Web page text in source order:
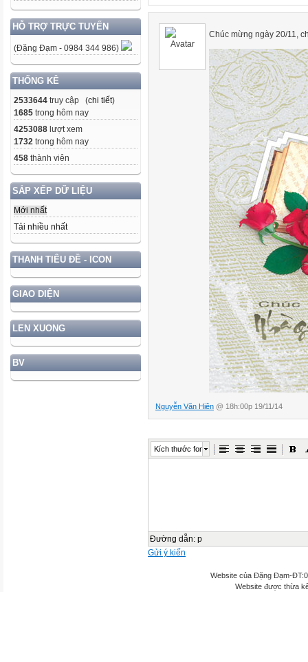
HỖ TRỢ TRỰC TUYẾN
(Đặng Đạm - 0984 344 986)
THỐNG KÊ
2533644 truy cập (chi tiết)
1685 trong hôm nay
4253088 lượt xem
1732 trong hôm nay
458 thành viên
SẮP XẾP DỮ LIỆU
Mới nhất
Tải nhiều nhất
THANH TIÊU ĐỀ - ICON
GIAO DIỆN
LEN XUONG
BV
Chúc mừng ngày 20/11,
Nguyễn Văn Hiên @ 18h:00p 19/11/14
Kích thước font
Đường dẫn: p
Gửi ý kiến
Website của Đặng Đạm-
Website được thừa